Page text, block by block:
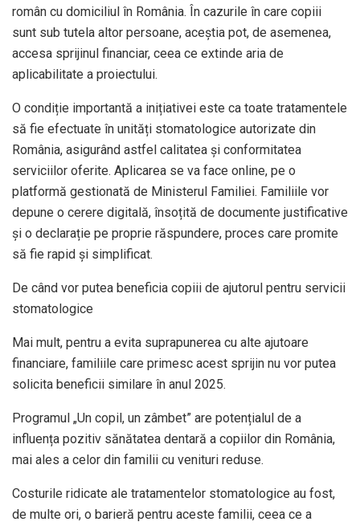
român cu domiciliul în România. În cazurile în care copiii
sunt sub tutela altor persoane, aceștia pot, de asemenea,
accesa sprijinul financiar, ceea ce extinde aria de
aplicabilitate a proiectului.
O condiție importantă a inițiativei este ca toate tratamentele
să fie efectuate în unități stomatologice autorizate din
România, asigurând astfel calitatea și conformitatea
serviciilor oferite. Aplicarea se va face online, pe o
platformă gestionată de Ministerul Familiei. Familiile vor
depune o cerere digitală, însoțită de documente justificative
și o declarație pe proprie răspundere, proces care promite
să fie rapid și simplificat.
De când vor putea beneficia copiii de ajutorul pentru servicii
stomatologice
Mai mult, pentru a evita suprapunerea cu alte ajutoare
financiare, familiile care primesc acest sprijin nu vor putea
solicita beneficii similare în anul 2025.
Programul „Un copil, un zâmbet” are potențialul de a
influența pozitiv sănătatea dentară a copiilor din România,
mai ales a celor din familii cu venituri reduse.
Costurile ridicate ale tratamentelor stomatologice au fost,
de multe ori, o barieră pentru aceste familii, ceea ce a